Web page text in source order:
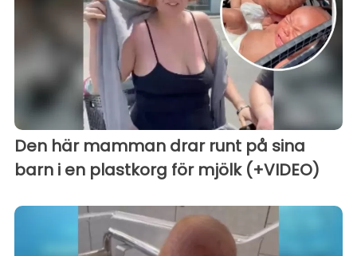
Den här mamman drar runt på sina
barn i en plastkorg för mjölk (+VIDEO)